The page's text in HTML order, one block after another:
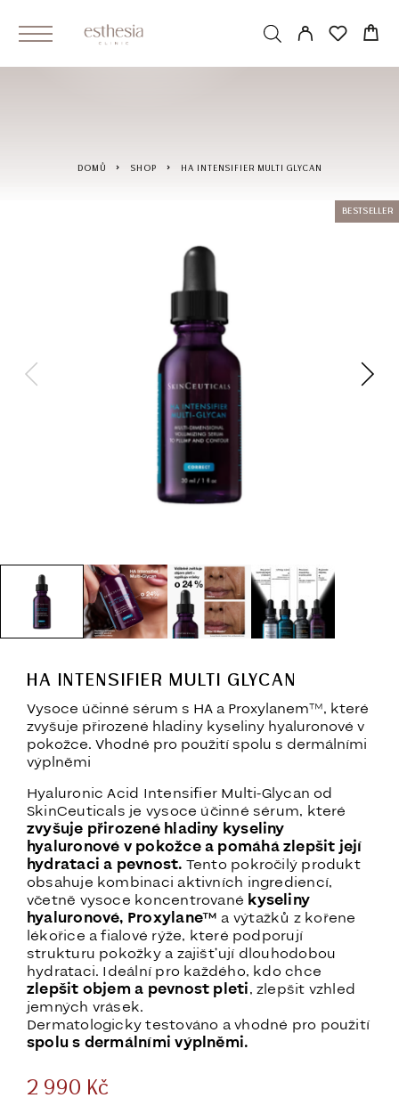
DOMŮ SHOP HA INTENSIFIER MULTI GLYCAN
BESTSELLER
HA INTENSIFIER MULTI GLYCAN
Vysoce účinné sérum s HA a Proxylanem™, které
zvyšuje přirozené hladiny kyseliny hyaluronové v
pokožce. Vhodné pro použití spolu s dermálními
výplněmi
Hyaluronic Acid Intensifier Multi-Glycan od
SkinCeuticals je vysoce účinné sérum, které
zvyšuje přirozené hladiny kyseliny
hyaluronové v pokožce a pomáhá zlepšit její
hydrataci a pevnost. Tento pokročilý produkt
obsahuje kombinaci aktivních ingrediencí,
včetně vysoce koncentrované kyseliny
hyaluronové, Proxylane™ a výtažků z kořene
lékořice a fialové rýže, které podporují
strukturu pokožky a zajišťují dlouhodobou
hydrataci. Ideální pro každého, kdo chce
zlepšit objem a pevnost pleti, zlepšit vzhled
jemných vrásek.
Dermatologicky testováno a vhodné pro použití
spolu s dermálními výplněmi.
2 990 Kč